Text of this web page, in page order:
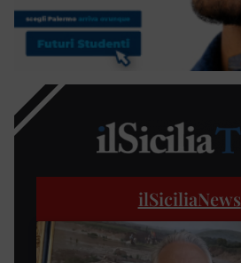
ilSiciliaNews